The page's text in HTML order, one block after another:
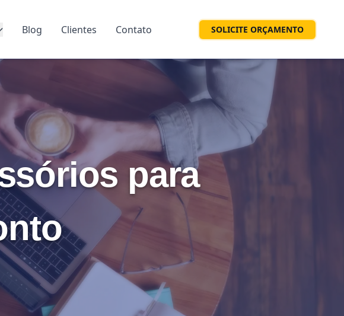
Blog Clientes Contato SOLICITE ORÇAMENTO
para